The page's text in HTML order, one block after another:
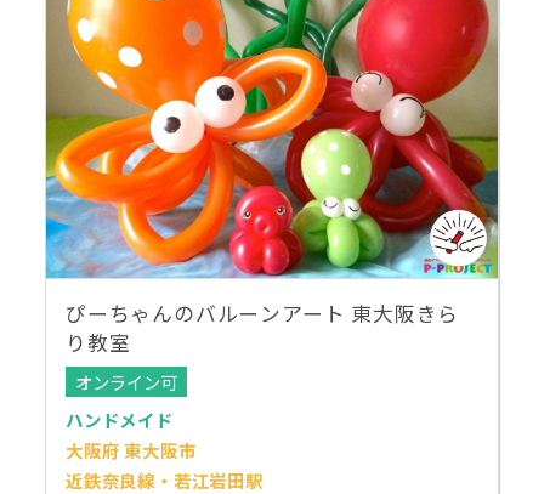
ぴーちゃんのバルーンアート 東大阪きら
り教室
オンライン可
ハンドメイド
大阪府 東大阪市
近鉄奈良線・若江岩田駅